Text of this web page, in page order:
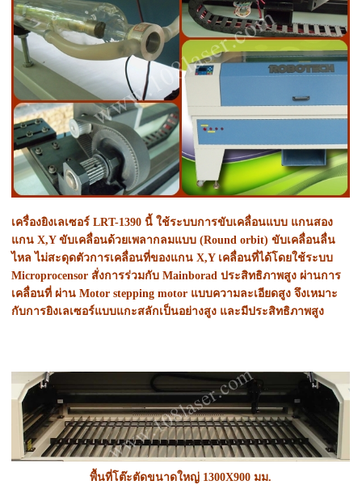
เครื่องยิงเลเซอร์ LRT-1390 นี้ ใช้ระบบการขับเคลื่อนแบบ แกนสอง
แกน X,Y ขับเคลื่อนด้วยเพลากลมแบบ (Round orbit) ขับเคลื่อนลื่น
ไหล ไม่สะดุดตัวการเคลื่อนที่ของแกน X,Y เคลื่อนที่ได้โดยใช้ระบบ
Microprocensor สั่งการร่วมกับ Mainborad ประสิทธิภาพสูง ผ่านการ
เคลื่อนที่ ผ่าน Motor stepping motor แบบความละเอียดสูง จึงเหมาะ
กับการยิงเลเซอร์แบบแกะสลักเป็นอย่างสูง และมีประสิทธิภาพสูง
พื้นที่โต๊ะตัดขนาดใหญ่ 1300X900 มม.